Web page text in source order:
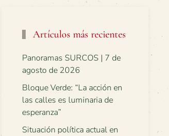
Artículos más recientes
Panoramas SURCOS | 7 de
agosto de 2026
Bloque Verde: “La acción en
las calles es luminaria de
esperanza”
Situación política actual en